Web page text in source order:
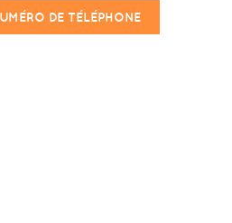
DE TÉLÉPHONE